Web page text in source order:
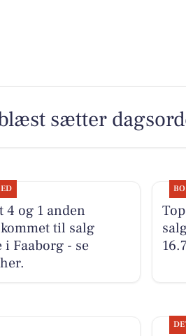
sætter
4 og 1 anden
til salg
i Faaborg - se